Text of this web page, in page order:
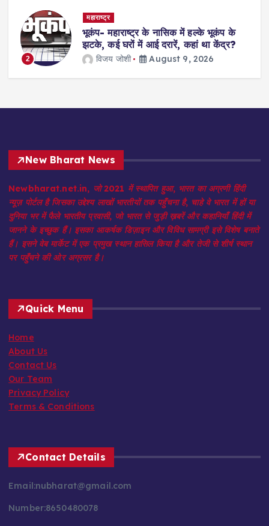
देश- विदेश
Check Online: क्या आपको पता है आपके
PF खाते में कितना बैलेंस है? जानें ऑनलाइन
चेक करने की प्रकिया
New Bharat News
Newbharat.net.in, जो 2021 में स्थापित हुआ, भारत का अग्रणी हिंदी
न्यूज़ पोर्टल है जिसका उद्देश्य लाखों भारतीयों तक पहुँचना है, चाहे वे भारत में हों या
दुनिया भर में फैले भारतीय प्रवासी, जो भारत से जुड़ी ख़बरें और कहानियाँ हिंदी में
जानने के इच्छुक हैं। इसका आकर्षक डिज़ाइन और विविध सामग्री इसे विशेष बनाते
Quick Menu
Home
About Us
Contact Us
Our Team
Contact Details
Email:nubharat@gmail.com